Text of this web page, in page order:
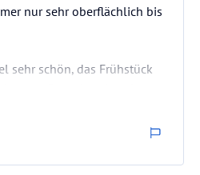
nur sehr oberflächlich bis
sehr schön, das Frühstück